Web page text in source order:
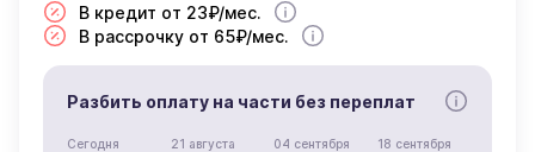
В кредит от 23₽/мес.
В рассрочку от 65₽/мес.
Разбить оплату на части без переплат
Сегодня 21 августа 04 сентября 18 сентября